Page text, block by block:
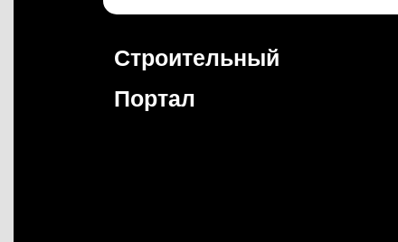
Строительный
Портал